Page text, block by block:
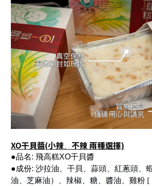
XO干貝醬(小辣 不辣 兩種選擇)
●品名: 飛高糕XO干貝醬
●成份: 沙拉油、干貝、蒜頭、紅蔥頭、
油、芝麻油）、 辣椒 糖、醬油、 雞粉 [